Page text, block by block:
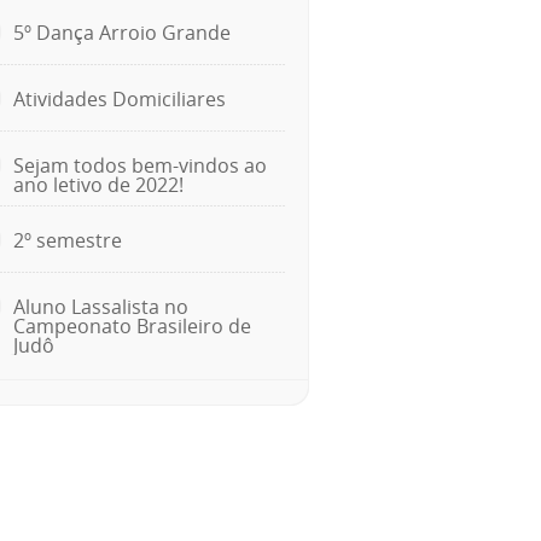
5º Dança Arroio Grande
Atividades Domiciliares
Sejam todos bem-vindos ao
ano letivo de 2022!
2º semestre
Aluno Lassalista no
Campeonato Brasileiro de
Judô